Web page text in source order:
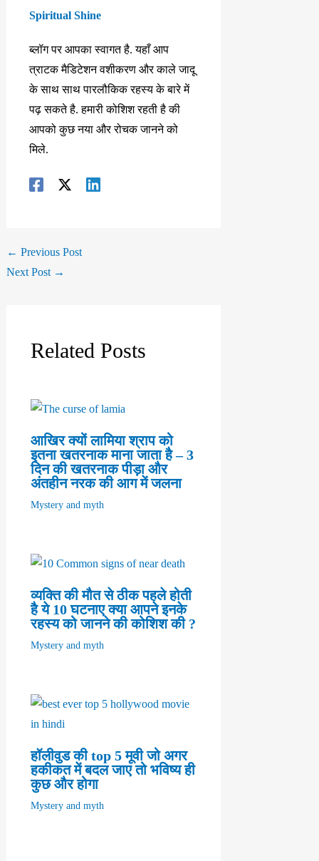
Spiritual Shine
ब्लॉग पर आपका स्वागत है. यहाँ आप
त्राटक मैडिटेशन वशीकरण और काले जादू
के साथ साथ पारलौकिक रहस्य के बारे में
पढ़ सकते है. हमारी कोशिश रहती है की
आपको कुछ नया और रोचक जानने को
मिले.
← Previous Post
Next Post →
Related Posts
आखिर क्यों लामिया श्राप को
इतना खतरनाक माना जाता है – 3
दिन की खतरनाक पीड़ा और
अंतहीन नरक की आग में जलना
Mystery and myth
व्यक्ति की मौत से ठीक पहले होती
है ये 10 घटनाए क्या आपने इनके
रहस्य को जानने की कोशिश की ?
Mystery and myth
हॉलीवुड की top 5 मूवी जो अगर
हकीकत में बदल जाए तो भविष्य ही
कुछ और होगा
Mystery and myth